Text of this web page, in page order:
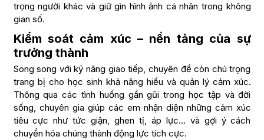
trọng người khác và giữ gìn hình ảnh cá nhân trong không
gian số.
Kiểm soát cảm xúc – nền tảng của sự
trưởng thành
Song song với kỹ năng giao tiếp, chuyên đề còn chú trọng
trang bị cho học sinh khả năng hiểu và quản lý cảm xúc.
Thông qua các tình huống gần gũi trong học tập và đời
sống, chuyên gia giúp các em nhận diện những cảm xúc
tiêu cực như tức giận, ghen tị, áp lực… và gợi ý cách
chuyển hóa chúng thành động lực tích cực.